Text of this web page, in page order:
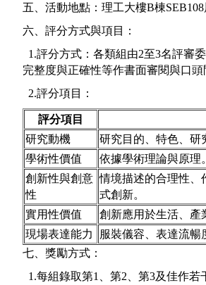
五、活動地點：理工大樓B棟
六、評分方式與項目：
1.評分方式：各類組由2至3名評審
完整度與正確性等作書面審閱與口頭
2.評分項目：
評分項目
研究動機
研究目的、特色、研
學術性價值
依據學術理論與原理。
創新性與創意
性
情境描述的合理性、
式創新。
實用性價值
創新應用於生活、產
現場表達能力
服裝儀容、表達流暢
七、獎勵方式：
1.每組錄取第1、第2、第3及佳作若